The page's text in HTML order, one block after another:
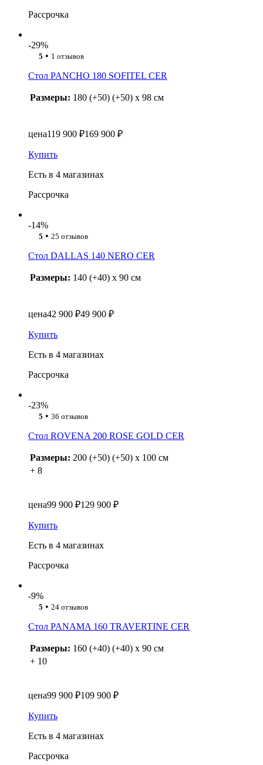
Рассрочка
-29%
5 • 1 отзывов
Стол PANCHO 180 SOFITEL CER
Размеры: 180 (+50) (+50) x 98 см
цена119 900 ₽169 900 ₽
Купить
Есть в 4 магазинах
Рассрочка
-14%
5 • 25 отзывов
Стол DALLAS 140 NERO CER
Размеры: 140 (+40) x 90 см
цена42 900 ₽49 900 ₽
Купить
Есть в 4 магазинах
Рассрочка
-23%
5 • 36 отзывов
Стол ROVENA 200 ROSE GOLD CER
Размеры: 200 (+50) (+50) x 100 см
+ 8
цена99 900 ₽129 900 ₽
Купить
Есть в 4 магазинах
Рассрочка
-9%
5 • 24 отзывов
Стол PANAMA 160 TRAVERTINE CER
Размеры: 160 (+40) (+40) x 90 см
+ 10
цена99 900 ₽109 900 ₽
Купить
Есть в 4 магазинах
Рассрочка